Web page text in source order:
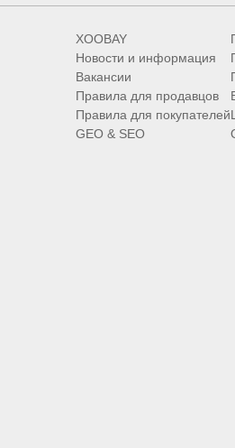
XOOBAY
Новости и информация
Вакансии
Правила для продавцов
Правила для покупателей
GEO & SEO